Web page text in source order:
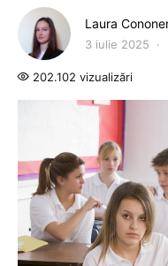
Laura
3 iulie 2025
202.102 vizualizări